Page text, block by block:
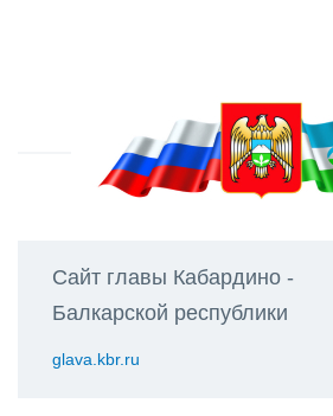
Сайт главы Кабардино -
Балкарской республики
glava.kbr.ru